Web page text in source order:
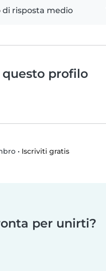
di risposta medio
profilo
• Iscriviti gratis
per unirti?